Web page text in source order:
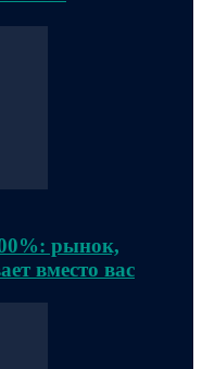
рынок,
вместо вас